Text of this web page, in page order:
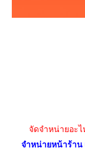
จัดจำหน่ายอะ
จำหน่ายหน้าร้าน